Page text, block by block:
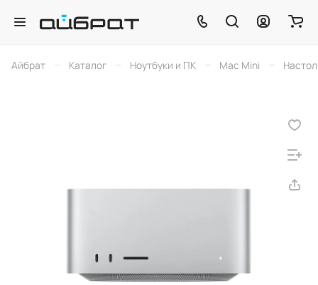
Айбрат – Каталог – Ноутбуки и ПК – Mac Mini –